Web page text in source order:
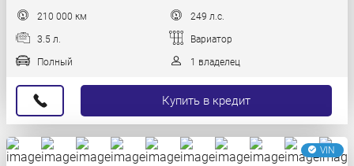
210 000 км 249 л.с.
3.5 л. Вариатор
Полный 1 владелец
Купить в кредит
VIN